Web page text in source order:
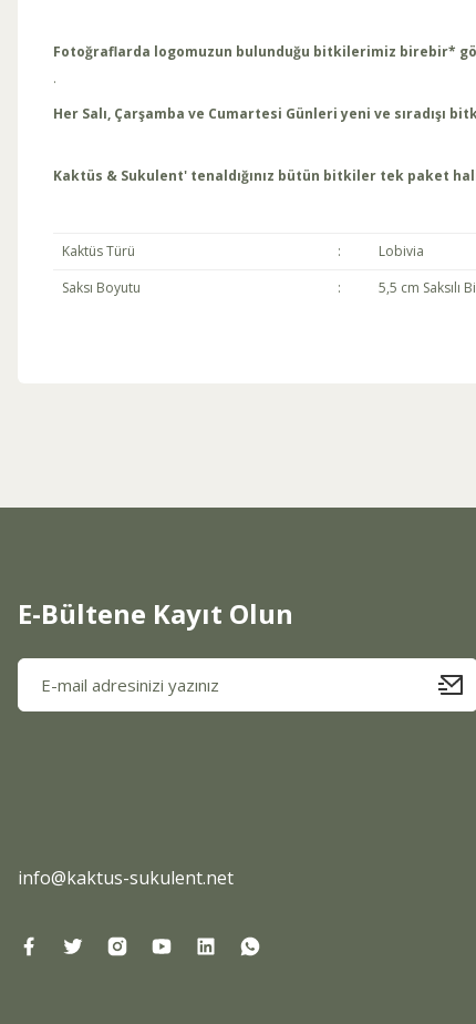
Fotoğraflarda logomuzun bulunduğu bitkilerimiz birebir*
·
Her Salı, Çarşamba ve Cumartesi Günleri yeni ve sıradışı
Kaktüs & Sukulent' tenaldığınız bütün bitkiler tek paket
Kaktüs Türü :
Lobivia
Saksı Boyutu
: 5,5 cm Saksılı
E-Bültene Kayıt Olun
info@kaktus-sukulent.net